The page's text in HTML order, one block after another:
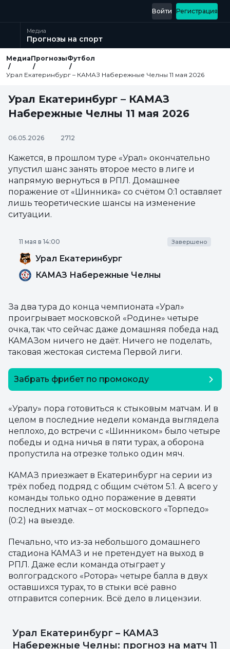
Регистрация
Войти
Медиа
Прогнозы на спорт
МедиаПрогнозыФутбол
Урал Екатеринбург – КАМАЗ Набережные Челны 11 мая 2026
Урал Екатеринбург – КАМАЗ
Набережные Челны 11 мая 2026
06.05.2026 2712
Кажется, в прошлом туре «Урал» окончательно
упустил шанс занять второе место в лиге и
напрямую вернуться в РПЛ. Домашнее
поражение от «Шинника» со счётом 0:1 оставляет
лишь теоретические шансы на изменение
ситуации.
11 мая в 14:00 Завершено
Урал Екатеринбург
КАМАЗ Набережные Челны
За два тура до конца чемпионата «Урал»
проигрывает московской «Родине» четыре
очка, так что сейчас даже домашняя победа над
КАМАЗом ничего не даёт. Ничего не поделать,
таковая жестокая система Первой лиги.
Забрать фрибет по промокоду
SEOSECRET
«Уралу» пора готовиться к стыковым матчам. И в
целом в последние недели команда выглядела
неплохо, до встречи с «Шинником» было четыре
победы и одна ничья в пяти турах, а оборона
пропустила на отрезке только один мяч.
КАМАЗ приезжает в Екатеринбург на серии из
трёх побед подряд с общим счётом 5:1. А всего у
команды только одно поражение в девяти
последних матчах – от московского «Торпедо»
(0:2) на выезде.
Печально, что из-за небольшого домашнего
стадиона КАМАЗ и не претендует на выход в
РПЛ. Даже если команда отыграет у
волгоградского «Ротора» четыре балла в двух
оставшихся турах, то в стыки всё равно
отправится соперник. Всё дело в лицензии.
Урал Екатеринбург – КАМАЗ
Набережные Челны: прогноз на матч 11